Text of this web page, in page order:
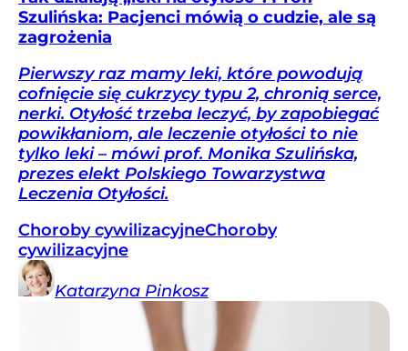
Szulińska: Pacjenci mówią o cudzie, ale są
zagrożenia
Pierwszy raz mamy leki, które powodują
cofnięcie się cukrzycy typu 2, chronią serce,
nerki. Otyłość trzeba leczyć, by zapobiegać
powikłaniom, ale leczenie otyłości to nie
tylko leki – mówi prof. Monika Szulińska,
prezes elekt Polskiego Towarzystwa
Leczenia Otyłości.
Choroby cywilizacyjneChoroby
cywilizacyjne
Katarzyna Pinkosz